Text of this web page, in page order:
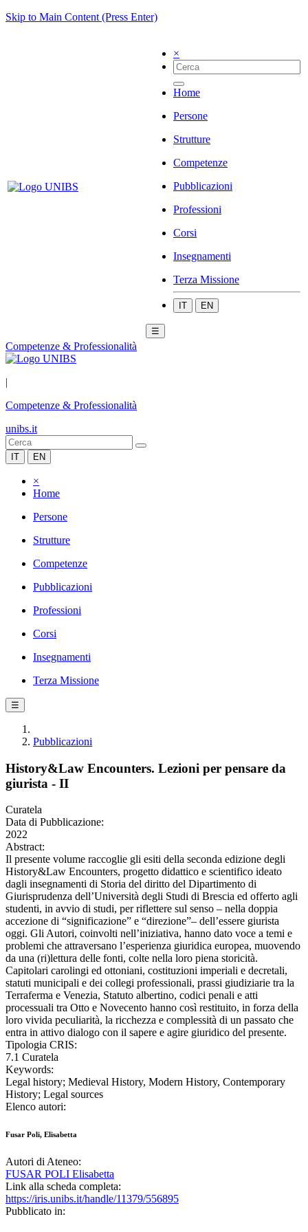
Skip to Main Content (Press Enter)
×
Home
Persone
Strutture
Competenze
Pubblicazioni
Professioni
Corsi
Insegnamenti
Terza Missione
IT EN
☰
Competenze & Professionalità
|
Competenze & Professionalità
unibs.it
IT EN
×
Home
Persone
Strutture
Competenze
Pubblicazioni
Professioni
Corsi
Insegnamenti
Terza Missione
☰
Pubblicazioni
History&Law Encounters. Lezioni per pensare da
giurista - II
Curatela
Data di Pubblicazione:
2022
Abstract:
Il presente volume raccoglie gli esiti della seconda edizione degli
History&Law Encounters, progetto didattico e scientifico ideato
dagli insegnamenti di Storia del diritto del Dipartimento di
Giurisprudenza dell’Università degli Studi di Brescia ed offerto agli
studenti, in avvio di studi, per riflettere sul senso – nella doppia
accezione di “significazione” e “direzione”– dell’essere giurista
oggi. Gli Autori, coinvolti nell’iniziativa, hanno dato voce a temi e
problemi che attraversano l’esperienza giuridica europea, muovendo
da una (ri)lettura delle fonti, colte nella loro piena storicità.
Capitolari carolingi ed ottoniani, costituzioni imperiali e decretali,
statuti municipali e dei collegi professionali, prassi giudiziarie tra la
Terraferma e Venezia, Statuto albertino, codici penali e atti
processuali tra Otto e Novecento hanno così restituito, in forza della
loro vivida peculiarità, la ricchezza e complessità di un passato che
entra in attivo dialogo con il sapere e agire giuridico del presente.
Tipologia CRIS:
7.1 Curatela
Keywords:
Legal history; Medieval History, Modern History, Contemporary
History; Legal sources
Elenco autori:
Fusar Poli, Elisabetta
Autori di Ateneo:
FUSAR POLI Elisabetta
Link alla scheda completa:
https://iris.unibs.it/handle/11379/556895
Pubblicato in: